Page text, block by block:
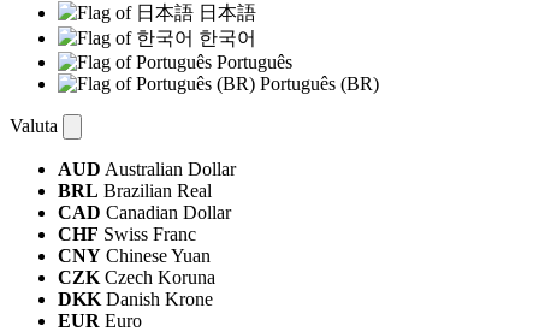
日本語
한국어
Português
Português (BR)
Valuta
AUD Australian Dollar
BRL Brazilian Real
CAD Canadian Dollar
CHF Swiss Franc
CNY Chinese Yuan
CZK Czech Koruna
DKK Danish Krone
EUR Euro